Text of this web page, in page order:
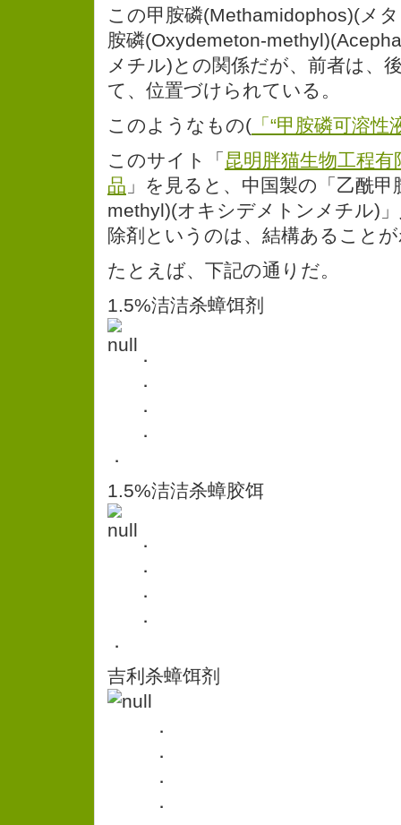
この甲胺磷(Methamidophos)(メ
胺磷(Oxydemeton-
メチル)との関係だが、前者は、
て、位置づけられている。
このようなもの( 「“甲胺磷可溶性
このサイト「 昆明胖猫生物工程
品 」を見ると、中国製の「乙酰
methyl)(オキシデメトンメチル)
除剤というのは、結構あること
たとえば、下記の通りだ。
1.5%洁洁杀蟑饵剂
．
．
．
．
．
1.5%洁洁杀蟑胶饵
．
．
．
．
．
吉利杀蟑饵剂
．
．
．
．